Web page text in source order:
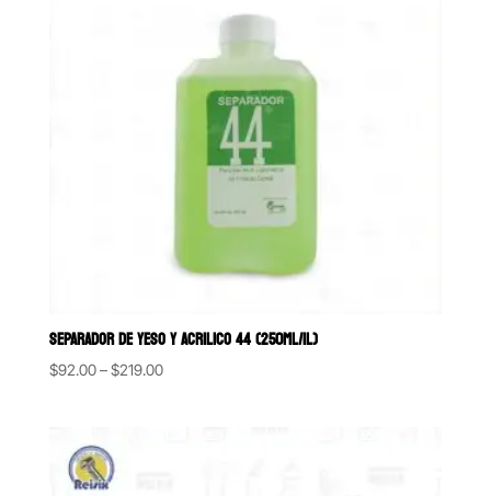
SEPARADOR DE YESO Y ACRILICO 44 (250ML/1L)
$92.00–$219.00Price